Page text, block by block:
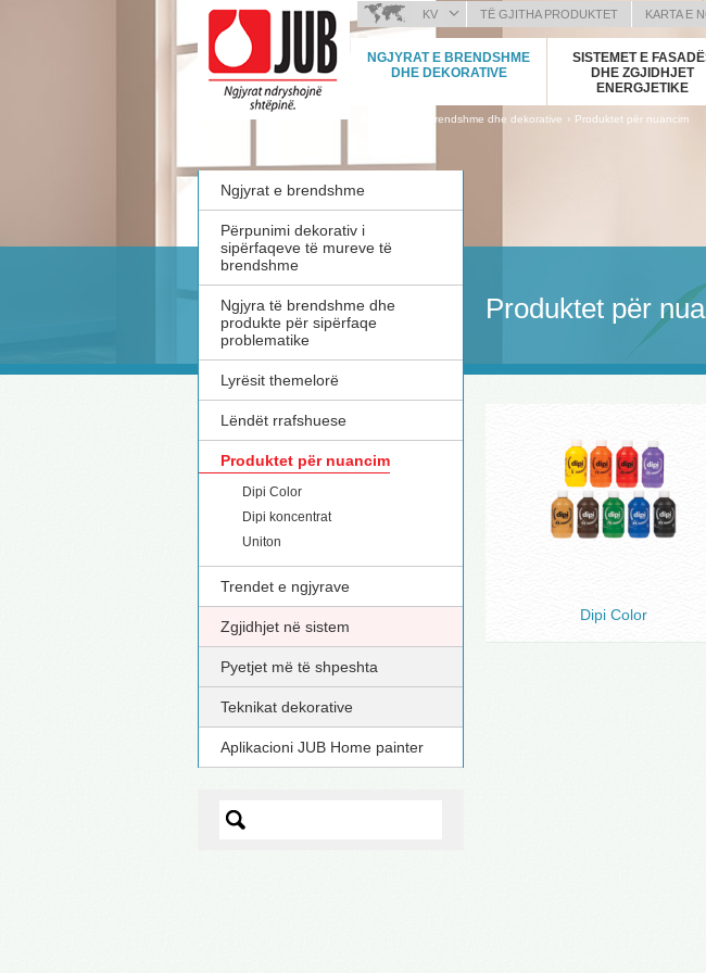
TË GJITHA PRODUKTET KARTA E
BOSANSKI (BOSNIAN)
HRVATSKI (CROATIAN)
ENGLISH (ENGLISH)
KV
МАКЕДОНСКИ (MACEDONIAN)
ROMÂNĂ (ROMANIAN)
РУССКИЙ (RUSSIAN)
SLOVENČINA (SLOVAK)
NGJYRAT E BRENDSHME
DHE DEKORATIVE
SISTEMET E
DHE ZGJIDHJET
ENERGJETIKE
Ngjyrat e brendshme dhe dekorative › Produktet për nuancim
Ngjyrat e brendshme
Përpunimi dekorativ i
sipërfaqeve të mureve të
brendshme
Ngjyra të brendshme dhe
produkte për sipërfaqe
problematike
Lyrësit themelorë
Lëndët rrafshuese
Produktet për nuancim
Dipi Color
Dipi koncentrat
Uniton
Trendet e ngjyrave
Zgjidhjet në sistem
Pyetjet më të shpeshta
Teknikat dekorative
Aplikacioni JUB Home painter
Produktet për
Dipi Color